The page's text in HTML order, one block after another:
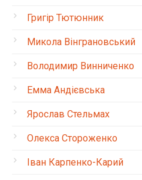
Григір Тютюнник
Микола Вінграновський
Володимир Винниченко
Емма Андієвська
Ярослав Стельмах
Олекса Стороженко
Іван Карпенко-Карий